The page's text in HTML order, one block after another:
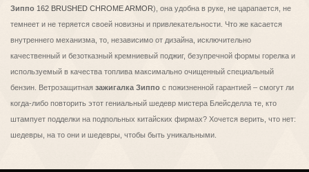
Зиппо 162 BRUSHED CHROME ARMOR), она удобна в руке, не царапается, не
темнеет и не теряется своей новизны и привлекательности. Что же касается
внутреннего механизма, то, независимо от дизайна, исключительно
качественный и безотказный кремниевый поджиг, безупречной формы горелка и
используемый в качества топлива максимально очищенный специальный
бензин. Ветрозащитная зажигалка Зиппо с пожизненной гарантией – смогут ли
когда-либо повторить этот гениальный шедевр мистера Блейсделла те, кто
штампует подделки на подпольных китайских фирмах? Хочется верить, что нет:
шедевры, на то они и шедевры, чтобы быть уникальными.